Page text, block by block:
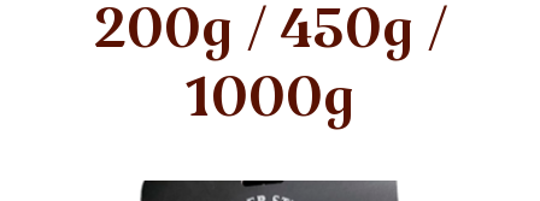
200g / 450g /
1000g